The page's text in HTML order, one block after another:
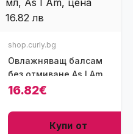
shop.curly.bg
Овлажняващ балсам
без отмиване As I Am
Hydrating Lotion So
16.82€
Купи от